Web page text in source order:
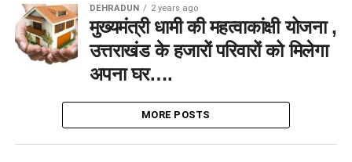
DEHRADUN 2 years ago
मुख्यमंत्री धामी की महत्वाकांक्षी योजना ,
उत्तराखंड के हजारों परिवारों को मिलेगा
अपना घर….
MORE POSTS